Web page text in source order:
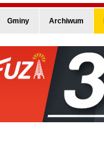
Gminy Archiwum